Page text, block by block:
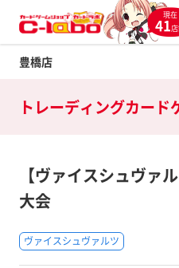
現在
41
豊橋店
Twitter
トレーディングカード
【ヴァイスシュヴァ
大会
ヴァイスシュヴァルツ